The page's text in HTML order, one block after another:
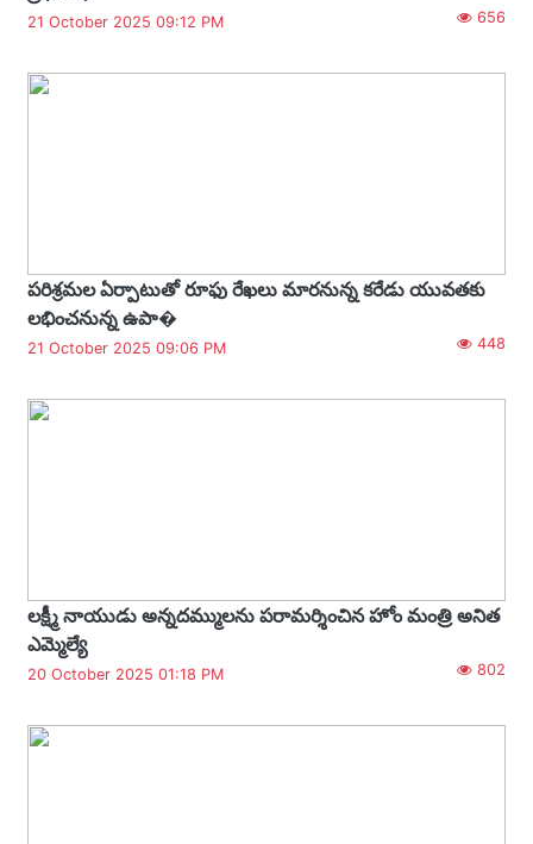
21 October 2025 09:12 PM 656
పరిశ్రమల ఏర్పాటుతో రూఫు రేఖలు మారనున్న కరేడు యువతకు
లభించనున్న ఉపా�
21 October 2025 09:06 PM 448
లక్ష్మీ నాయుడు అన్నదమ్ములను పరామర్శించిన హోం మంత్రి అనిత
ఎమ్మెల్యే
20 October 2025 01:18 PM 802